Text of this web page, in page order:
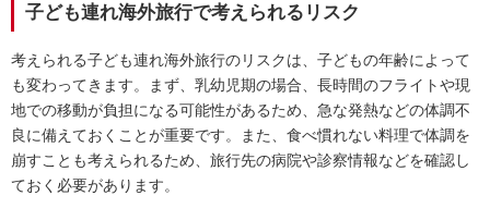
子ども連れ海外旅行で考えられるリスク
考えられる子ども連れ海外旅行のリスクは、子どもの年齢によって
も変わってきます。まず、乳幼児期の場合、長時間のフライトや現
地での移動が負担になる可能性があるため、急な発熱などの体調不
良に備えておくことが重要です。また、食べ慣れない料理で体調を
崩すことも考えられるため、旅行先の病院や診察情報などを確認し
ておく必要があります。